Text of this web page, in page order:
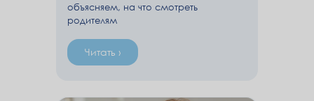
объясняем, на что смотреть
родителям
Читать ›